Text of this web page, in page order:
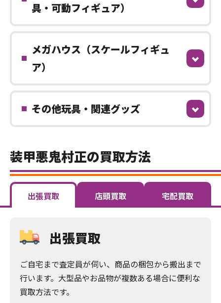
具・可動フィギュア）
メガハウス（スケールフィギュ
ア）
その他玩具・関連グッズ
装甲悪鬼村正の買取方法
出張買取 店頭買取 宅配買取
出張買取
ご自宅まで査定員が伺い、商品の梱包から搬出まで
行います。大型品やお品物が複数ある場合に便利な
買取方法です。